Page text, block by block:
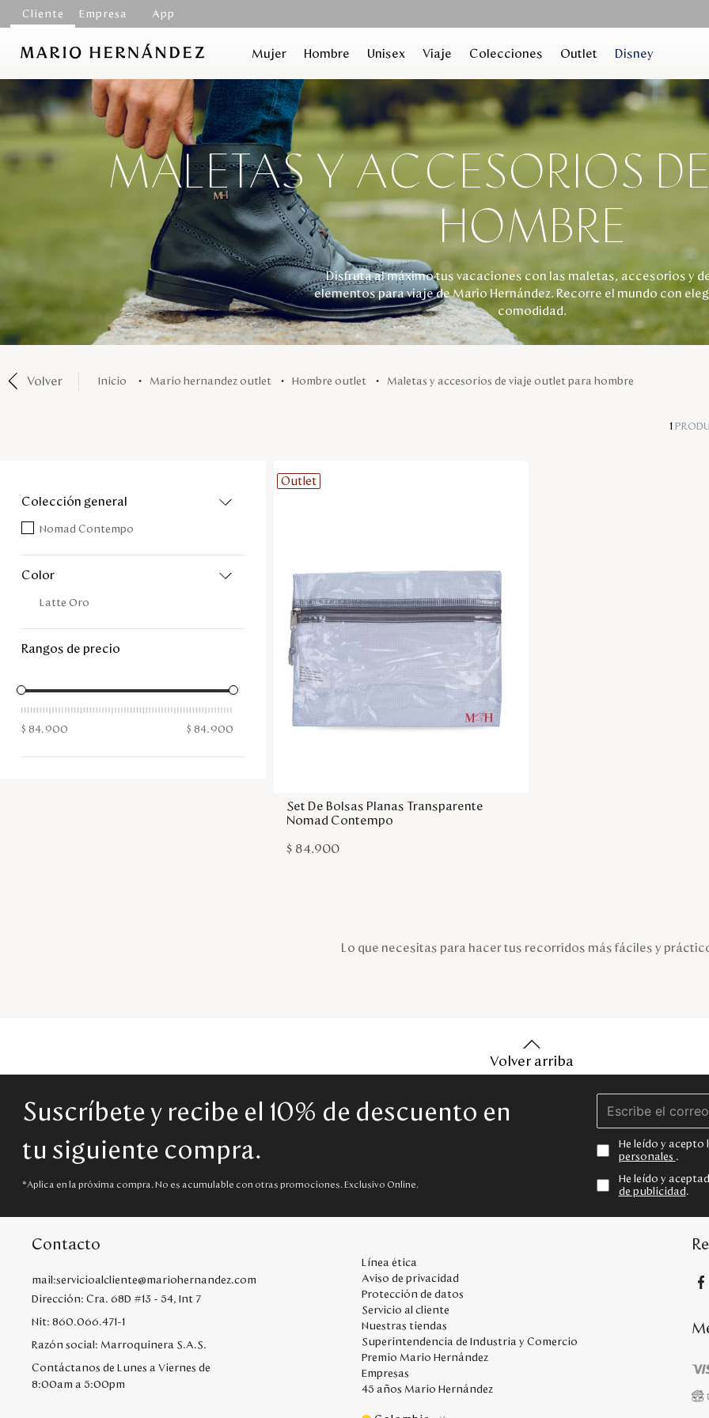
Cliente Empresa App
Mujer Hombre Unisex Viaje Colecciones Outlet Disney
MALETAS Y ACCESORIOS
HOMBRE
Disfruta al máximo tus vacaciones con las maletas, accesorios y
elementos para viaje de Mario Hernández. Recorre el mundo con
comodidad.
Volver mario hernandez outlet hombre outlet maletas y accesorios de viaje outlet para hombre
1
colección general
Nomad Contempo
color
Latte Oro
rangos de precio
$ 84.900 $ 84.900
Outlet
Set De Bolsas Planas Transparente
Nomad Contempo
$ 84.900
Lo que necesitas para hacer tus recorridos más fáciles y
Volver arriba
Suscríbete y recibe el 10% de descuento en
tu siguiente compra.
*Aplica en la próxima compra. No es acumulable con otras promociones. Exclusivo Online.
He leído y
personales .
He leído y
de publicidad .
Contacto
mail:servicioalcliente@mariohernandez.com
Dirección: Cra. 68D #13 - 54, Int 7
Nit: 860.066.471-1
Razón social: Marroquinera S.A.S.
Contáctanos de Lunes a Viernes de
8:00am a 5:00pm
Línea ética
Aviso de privacidad
Protección de datos
Servicio al cliente
Nuestras tiendas
Superintendencia de Industria y Comercio
Premio Mario Hernández
Empresas
45 años Mario Hernández